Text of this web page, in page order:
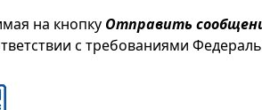
на кнопку Отправить
с требованиями